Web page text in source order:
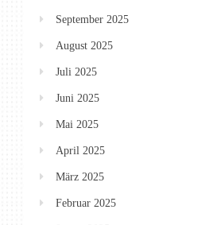
September 2025
August 2025
Juli 2025
Juni 2025
Mai 2025
April 2025
März 2025
Februar 2025